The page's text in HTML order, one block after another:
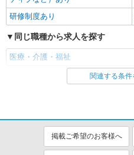
研修制度あり
同じ職種から求人を探す
医療・介護・福祉
同じ特徴から求人を探す
社宅・寮あり
関連する条
掲載ご希望のお客様へ